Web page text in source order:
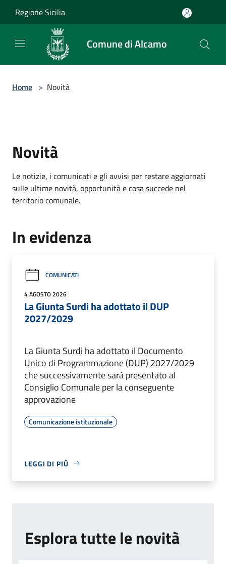
Regione Sicilia
Comune di Alcamo
Home > Novità
Novità
Le notizie, i comunicati e gli avvisi per restare aggiornati
sulle ultime novità, opportunità e cosa succede nel
territorio comunale.
In evidenza
COMUNICATI
4 AGOSTO 2026
La Giunta Surdi ha adottato il DUP
2027/2029
La Giunta Surdi ha adottato il Documento
Unico di Programmazione (DUP) 2027/2029
che successivamente sarà presentato al
Consiglio Comunale per la conseguente
approvazione
Comunicazione istituzionale
LEGGI DI PIÙ
Esplora tutte le novità